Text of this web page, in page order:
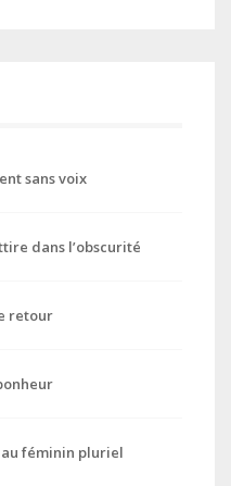
sans voix
dans l’obscurité
retour
féminin pluriel